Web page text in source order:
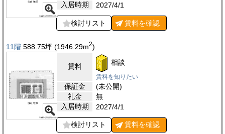
入居時期
2027/4/1
検討リスト 賃料を確認
11階 588.75坪 (1946.29m2)
賃料 相談
賃料を知りたい
保証金
(未公開)
礼金
無
入居時期
2027/4/1
検討リスト 賃料を確認